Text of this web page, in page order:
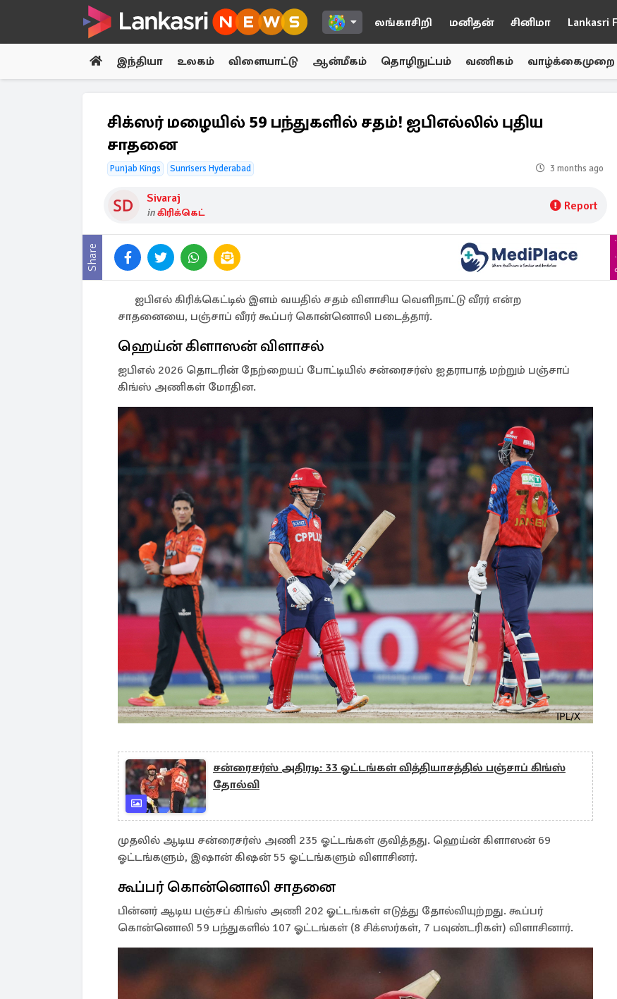
லங்காசிறி மனிதன் சினிமா Lankasri
இந்தியா உலகம் விளையாட்டு ஆன்மீகம் தொழிநுட்பம் வணிகம் வாழ்க்கைமுறை
சிக்ஸர் மழையில் 59 பந்துகளில் சதம்! ஐபிஎல்லில் புதிய
சாதனை
Punjab Kings Sunrisers Hyderabad 3 months ago
Sivaraj
inகிரிக்கெட் Report
Share
ஐபிஎல் கிரிக்கெட்டில் இளம் வயதில் சதம் விளாசிய வெளிநாட்டு வீரர் என்ற
சாதனையை, பஞ்சாப் வீரர் கூப்பர் கொன்னொலி படைத்தார்.
ஹெய்ன் கிளாஸன் விளாசல்
ஐபிஎல் 2026 தொடரின் நேற்றையப் போட்டியில் சன்ரைசர்ஸ் ஐதராபாத் மற்றும் பஞ்சாப்
கிங்ஸ் அணிகள் மோதின.
சன்ரைசர்ஸ் அதிரடி: 33 ஓட்டங்கள் வித்தியாசத்தில் பஞ்சாப் கிங்ஸ்
தோல்வி
முதலில் ஆடிய சன்ரைசர்ஸ் அணி 235 ஓட்டங்கள் குவித்தது. ஹெய்ன் கிளாஸன் 69
ஓட்டங்களும், இஷான் கிஷன் 55 ஓட்டங்களும் விளாசினர்.
கூப்பர் கொன்னொலி சாதனை
பின்னர் ஆடிய பஞ்சப் கிங்ஸ் அணி 202 ஓட்டங்கள் எடுத்து தோல்வியுற்றது. கூப்பர்
கொன்னொலி 59 பந்துகளில் 107 ஓட்டங்கள் (8 சிக்ஸர்கள், 7 பவுண்டரிகள்) விளாசினார்.